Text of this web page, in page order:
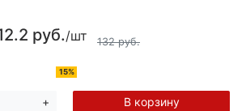
руб./шт 132 руб.
15%
+ В корзину